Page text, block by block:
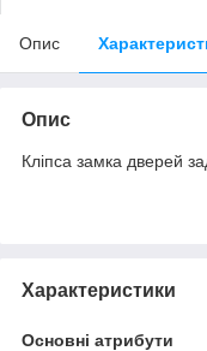
Опис
Опис
Кліпса замка дверей
Характеристики
Основні атрибути